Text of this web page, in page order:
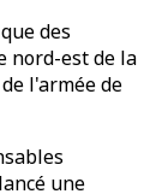
des
nord-est de la
l'armée de
une